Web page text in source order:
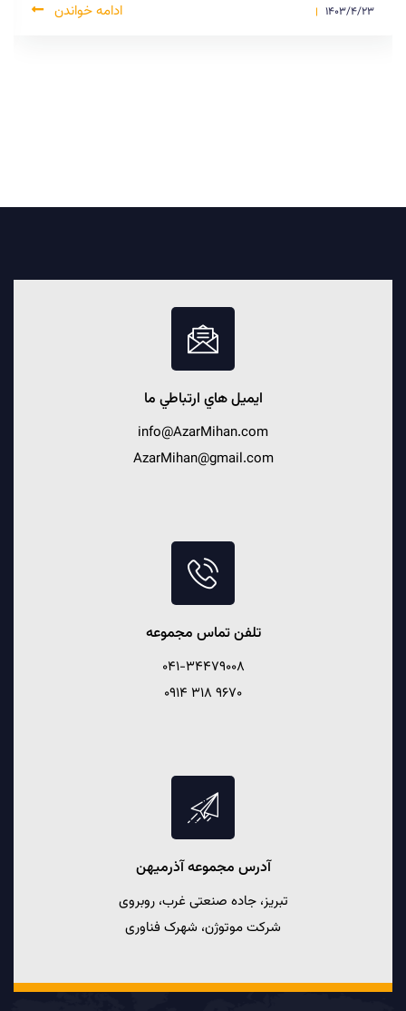
1403/4/23 ادامه خواندن
ايميل هاي ارتباطي ما
info@AzarMihan.com
AzarMihan@gmail.com
تلفن تماس مجموعه
041-34479008
9670 318 0914
آدرس مجموعه آذرميهن
تبریز، جاده صنعتی غرب، روبروی
شرکت موتوژن، شهرک فناوری